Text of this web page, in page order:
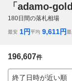
180日間の落札相場
最安 1円平均 9,611円
196,607件
終了日時が近い順